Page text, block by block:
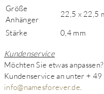
Größe
Anhänger
22,5 x 22,5
Stärke 0,4 mm
Kundenservice
Möchten Sie etwas
Kundenservice an unter +
info@namesforever.de